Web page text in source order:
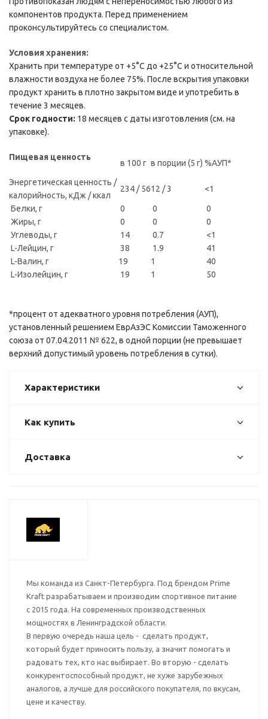
компонентов продукта. Перед применением
проконсультируйтесь со специалистом.
Условия хранения:
Хранить при температуре от +5°С до +25°С и относительной
влажности воздуха не более 75%. После вскрытия упаковки
продукт хранить в плотно закрытом виде и употребить в
течение 3 месяцев.
Срок годности: 18 месяцев с даты изготовления (см. на
упаковке).
Пищевая ценность
в 100 г в порции (5 г) %АУП*
Энергетическая ценность /
калорийность, кДж / ккал
234 / 5612 / 3 <1
Белки, г 0 0
0
Жиры, г
0 0
0
Углеводы, г
14 0.7
<1
L-Лейцин, г
38 1.9
41
L-Валин, г
19 1
40
L-Изолейцин, г
19 1 50
*процент от адекватного уровня потребления (АУП),
установленный решением ЕврАзЭС Комиссии Таможенного
союза от 07.04.2011 № 622, в одной порции (не превышает
верхний допустимый уровень потребления в сутки).
Характеристики
Как купить
Доставка
Мы команда из Санкт-Петербурга. Под брендом Prime
Kraft разрабатываем и производим спортивное питание
с 2015 года. На современных производственных
мощностях в Ленинградской области.
В первую очередь наша цель - сделать продукт,
который будет приносить пользу, а значит помогать и
радовать тех, кто нас выбирает. Во вторую - сделать
конкурентоспособный продукт, не хуже зарубежных
аналогов, а лучше для российского покупателя, по вкусам,
цене и качеству.